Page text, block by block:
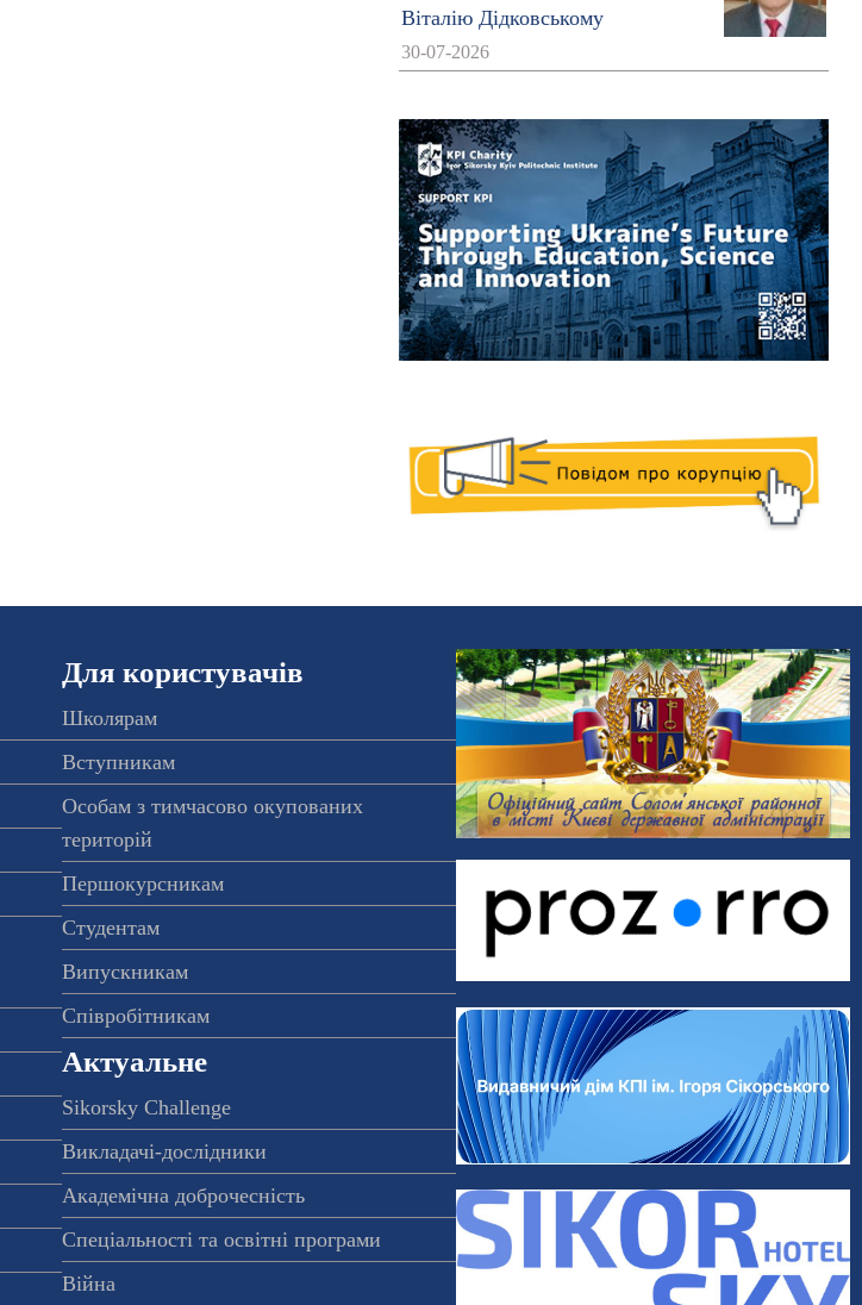
Віталію Дідковському
30-07-2026
Для користувачів
Школярам
Вступникам
Особам з тимчасово окупованих
територій
Першокурсникам
Студентам
Випускникам
Співробітникам
Актуальне
Sikorsky Challenge
Викладачі-дослідники
Академічна доброчесність
Спеціальності та освітні програми
Війна